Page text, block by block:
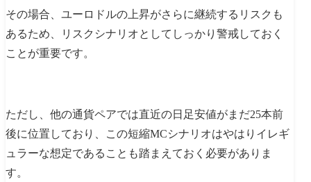
その場合、ユーロドルの上昇がさらに継続するリスクも
あるため、リスクシナリオとしてしっかり警戒しておく
ことが重要です。
ただし、他の通貨ペアでは直近の日足安値がまだ25本前
後に位置しており、この短縮MCシナリオはやはりイレギ
ュラーな想定であることも踏まえておく必要がありま
す。